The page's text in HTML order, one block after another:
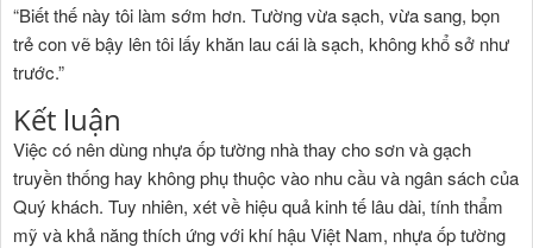
“Biết thế này tôi làm sớm hơn. Tường vừa sạch, vừa sang, bọn
trẻ con vẽ bậy lên tôi lấy khăn lau cái là sạch, không khổ sở như
trước.”
Kết luận
Việc có nên dùng nhựa ốp tường nhà thay cho sơn và gạch
truyền thống hay không phụ thuộc vào nhu cầu và ngân sách của
Quý khách. Tuy nhiên, xét về hiệu quả kinh tế lâu dài, tính thẩm
mỹ và khả năng thích ứng với khí hậu Việt Nam, nhựa ốp tường